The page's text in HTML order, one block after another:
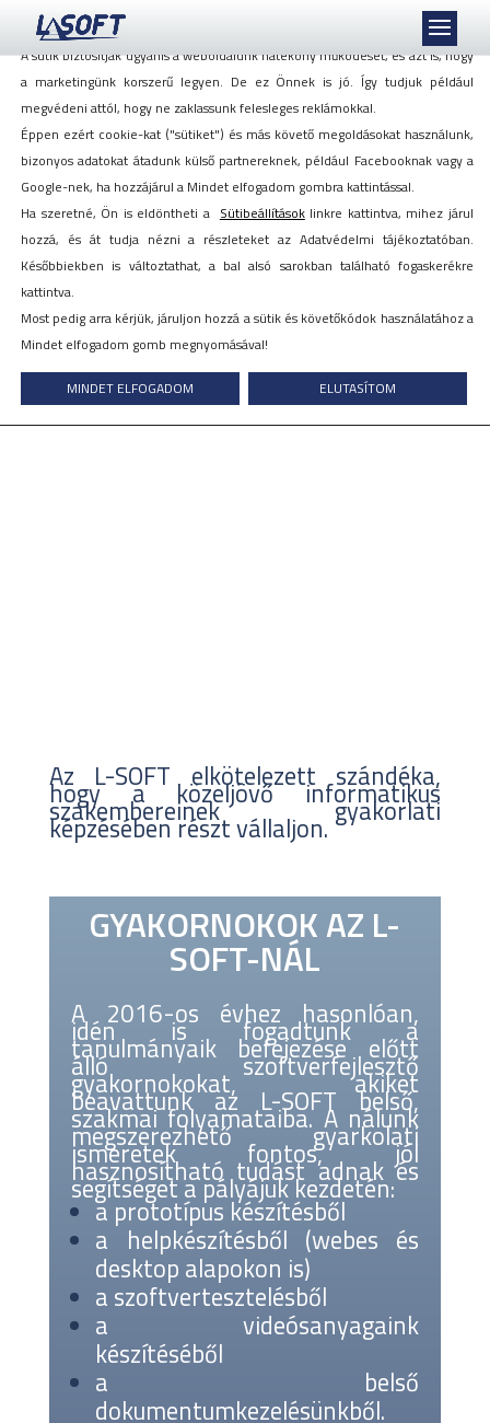
Idén is együtt dolgozhattunk a
Nyíregyházi Egyetemről
érkezett gyakornok kollégákkal!
2017. augusztus 29.
Az L-SOFT elkötelezett szándéka,
hogy a közeljövő informatikus
szakembereinek gyakorlati
képzésében részt vállaljon.
GYAKORNOKOK AZ L-
SOFT-NÁL
A 2016-os évhez hasonlóan,
idén is fogadtunk a
tanulmányaik befejezése előtt
álló szoftverfejlesztő
gyakornokokat, akiket
beavattunk az L-SOFT belső,
szakmai folyamataiba. A nálunk
megszerezhető gyarkolati
ismeretek fontos, jól
hasznosítható tudást adnak és
segítséget a pályájuk kezdetén:
a prototípus készítésből
a helpkészítésből (webes és
desktop alapokon is)
a szoftvertesztelésből
a videósanyagaink
készítéséből
a belső
dokumentumkezelésünkből.
Mi szeretjük a sütiket, akkor is, ha azok követnek minket!
A sütik biztosítják ugyanis a weboldalunk hatékony működését, és azt is, hogy
a marketingünk korszerű legyen. De ez Önnek is jó. Így tudjuk például
megvédeni attól, hogy ne zaklassunk felesleges reklámokkal.
Éppen ezért cookie-kat ("sütiket") és más követő megoldásokat használunk,
bizonyos adatokat átadunk külső partnereknek, például Facebooknak vagy a
Google-nek, ha hozzájárul a Mindet elfogadom gombra kattintással.
Ha szeretné, Ön is eldöntheti a Sütibeállításoklinkre kattintva, mihez járul
hozzá, és át tudja nézni a részleteket az Adatvédelmi tájékoztatóban.
Későbbiekben is változtathat, a bal alsó sarokban található fogaskerékre
kattintva.
Most pedig arra kérjük, járuljon hozzá a sütik és követőkódok használatához a
Mindet elfogadom gomb megnyomásával!
MINDET ELFOGADOM ELUTASÍTOM